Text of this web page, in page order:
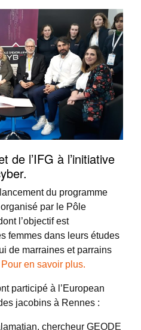
de l’IFG à l’initiative
du programme
par le Pôle
l’objectif est
femmes dans leurs études
de marraines et parrains
Pour en savoir plus.
participé à l’European
jacobins à Rennes :
chercheur GEODE